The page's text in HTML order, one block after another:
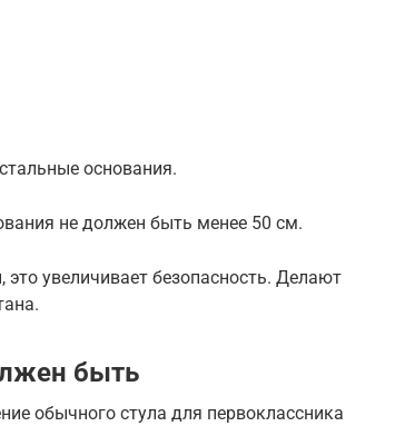
основания.
не должен быть менее 50 см.
увеличивает безопасность. Делают
быть
обычного стула для первоклассника